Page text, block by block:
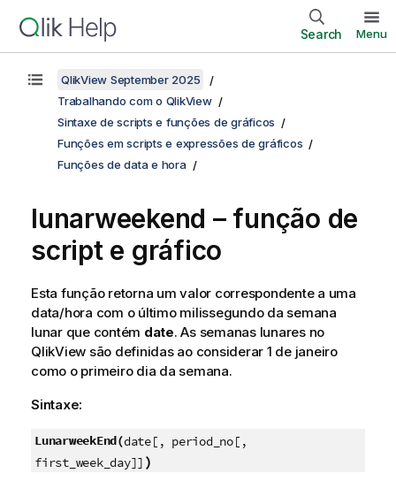
Search Menu
QlikView September 2025
Trabalhando com o QlikView
Sintaxe de scripts e funções de gráficos
Funções em scripts e expressões de gráficos
Funções de data e hora
lunarweekend – função de
script e gráfico
Esta função retorna um valor correspondente a uma
data/hora com o último milissegundo da semana
lunar que contém date. As semanas lunares no
QlikView são definidas ao considerar 1 de janeiro
como o primeiro dia da semana.
Sintaxe:
LunarweekEnd(date[, period_no[,
first_week_day]] )